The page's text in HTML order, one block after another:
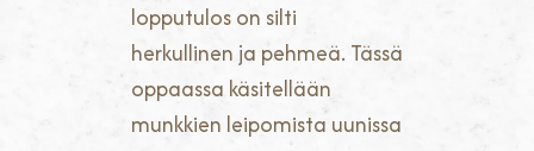
lopputulos on silti
herkullinen ja pehmeä. Tässä
oppaassa käsitellään
munkkien leipomista uunissa